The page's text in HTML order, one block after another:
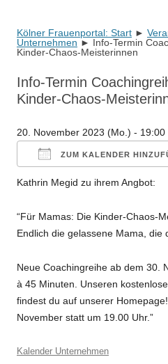
Kölner Frauenportal: Start ►
Unternehmen ► Info-Termin
Kinder-Chaos-Meisterinnen
Info-Termin
Kinder-Chaos-
20. November 2023 (Mo.) -
ZUM KALENDER
ICS herunterladen
Google Kalender
iCalendar
Kathrin Megid zu ihrem Angbot:
“Für Mamas: Die Kinder-Chaos-
Endlich die gelassene Mama, die
Neue Coachingreihe ab dem 30.
à 45 Minuten. Unseren
findest du auf unserer
November statt um 19.00 Uhr.”
Kalender Unternehmen